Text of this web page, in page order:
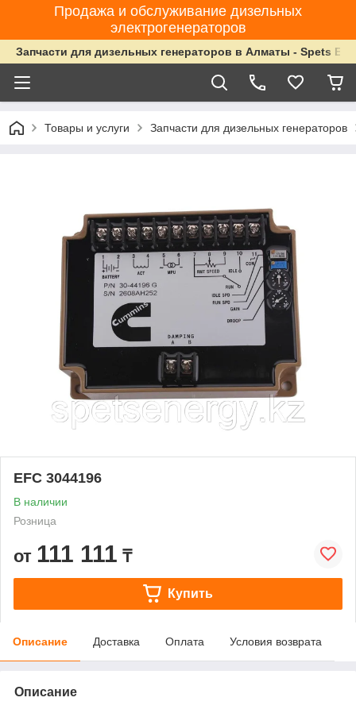
Продажа и обслуживание дизельных
электрогенераторов
Запчасти для дизельных генераторов в Алматы - Spets
Товары и услуги Запчасти для дизельных генераторов
EFC 3044196
В наличии
Розница
от 111 111 ₸
Купить
Описание Доставка Оплата Условия возврата
Описание